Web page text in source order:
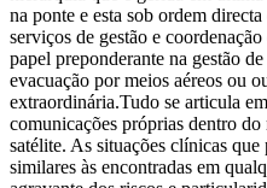
na ponte e esta sob ordem
serviços de gestão e
papel preponderante na gestão
evacuação por meios aéreos ou
extraordinária.Tudo se articula
comunicações próprias dentro
satélite. As situações clínicas
similares às encontradas em